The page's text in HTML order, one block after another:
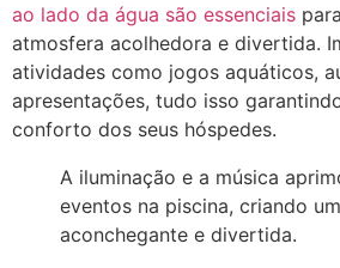
ao lado da água são essenciais
atmosfera acolhedora e divertida.
atividades como jogos aquáticos,
apresentações, tudo isso
conforto dos seus hóspedes.
A iluminação e a música
eventos na piscina, criando
aconchegante e divertida.